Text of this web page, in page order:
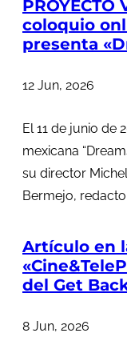
coloquio
presenta
12 Jun, 2026
El 11 de junio de
mexicana
su director
Bermejo,
Artículo en
del Get
8 Jun, 2026